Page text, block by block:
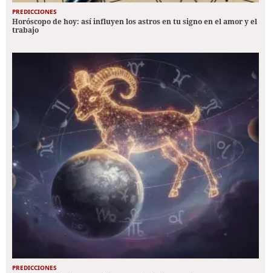
PREDICCIONES
Horóscopo de hoy: así influyen los astros en tu signo en el amor y el
trabajo
PREDICCIONES